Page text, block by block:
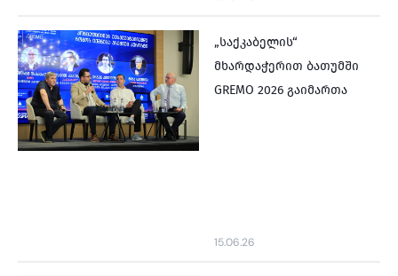
„საქკაბელის“
მხარდაჭერით ბათუმში
GREMO 2026 გაიმართა
15.06.26